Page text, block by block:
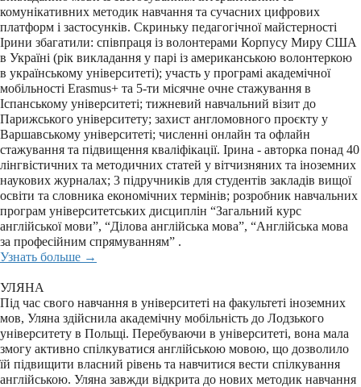
комунікативних методик навчання та сучасних цифрових
платформ і застосунків. Скриньку педагогічної майстерності
Ірини збагатили: співпраця із волонтерами Корпусу Миру США
в Україні (рік викладання у парі із американською волонтеркою
в українському університеті); участь у програмі академічної
мобільності Erasmus+ та 5-ти місячне очне стажування в
Іспанському університеті; тижневий навчальний візит до
Парижського університету; захист англомовного проєкту у
Варшавському університеті; численні онлайн та офлайн
стажування та підвищення кваліфікації. Ірина - авторка понад 40
лінгвістичних та методичних статей у вітчизняних та іноземних
наукових журналах; 3 підручників для студентів закладів вищої
освіти та словника економічних термінів; розробник навчальних
програм університетських дисциплін “Загальний курс
англійської мови”, “Ділова англійська мова”, “Англійська мова
за професійним спрямуванням” .
Узнать больше →
УЛЯНА
Під час свого навчання в університеті на факультеті іноземних
мов, Уляна здійснила академічну мобільність до Лодзького
університету в Польщі. Перебуваючи в університеті, вона мала
змогу активно спілкуватися англійською мовою, що дозволило
їй підвищити власний рівень та навчитися вести спілкування
англійською. Уляна завжди відкрита до нових методик навчання